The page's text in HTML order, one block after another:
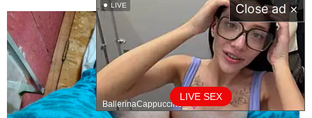
LIVE SEX
LIVE
BallerinaCappuccino_
Close ad ×